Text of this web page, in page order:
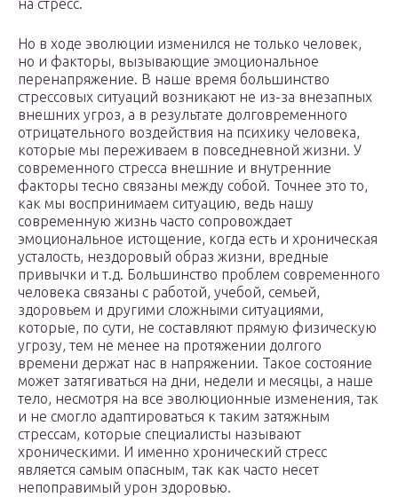
на стресс.
Но в ходе эволюции изменился не только человек,
но и факторы, вызывающие эмоциональное
перенапряжение. В наше время большинство
стрессовых ситуаций возникают не из-за внезапных
внешних угроз, а в результате долговременного
отрицательного воздействия на психику человека,
которые мы переживаем в повседневной жизни. У
современного стресса внешние и внутренние
факторы тесно связаны между собой. Точнее это то,
как мы воспринимаем ситуацию, ведь нашу
современную жизнь часто сопровождает
эмоциональное истощение, когда есть и хроническая
усталость, нездоровый образ жизни, вредные
привычки и т.д. Большинство проблем современного
человека связаны с работой, учебой, семьей,
здоровьем и другими сложными ситуациями,
которые, по сути, не составляют прямую физическую
угрозу, тем не менее на протяжении долгого
времени держат нас в напряжении. Такое состояние
может затягиваться на дни, недели и месяцы, а наше
тело, несмотря на все эволюционные изменения, так
и не смогло адаптироваться к таким затяжным
стрессам, которые специалисты называют
хроническими. И именно хронический стресс
является самым опасным, так как часто несет
непоправимый урон здоровью.